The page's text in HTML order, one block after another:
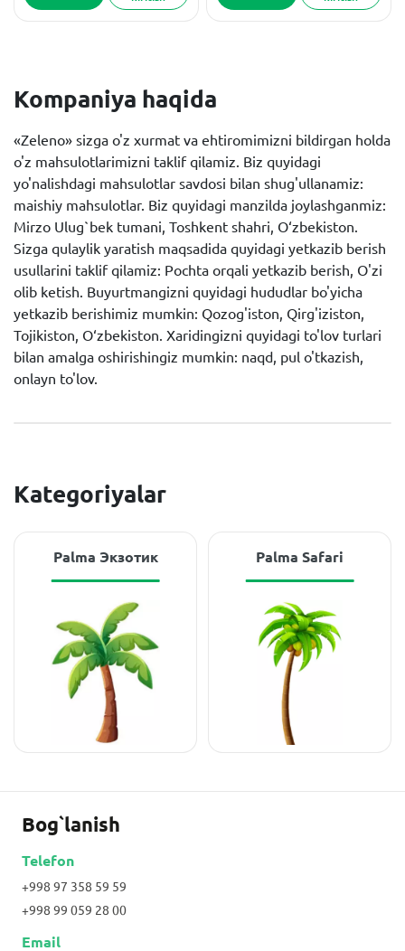
Kompaniya haqida
«Zeleno» sizga o'z xurmat va ehtiromimizni bildirgan holda
o'z mahsulotlarimizni taklif qilamiz. Biz quyidagi
yo'nalishdagi mahsulotlar savdosi bilan shug'ullanamiz:
maishiy mahsulotlar. Biz quyidagi manzilda joylashganmiz:
Mirzo Ulug`bek tumani, Toshkent shahri, O‘zbekiston.
Sizga qulaylik yaratish maqsadida quyidagi yetkazib berish
usullarini taklif qilamiz: Pochta orqali yetkazib berish, O'zi
olib ketish. Buyurtmangizni quyidagi hududlar bo'yicha
yetkazib berishimiz mumkin: Qozog'iston, Qirg'iziston,
Tojikiston, O‘zbekiston. Xaridingizni quyidagi to'lov turlari
bilan amalga oshirishingiz mumkin: naqd, pul o'tkazish,
onlayn to'lov.
Kategoriyalar
Palma Экзотик Palma Safari
Bog`lanish
Telefon
+998 97 358 59 59
+998 99 059 28 00
Email